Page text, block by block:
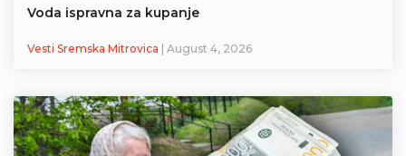
Voda ispravna za kupanje
Vesti Sremska Mitrovica | August 4, 2026